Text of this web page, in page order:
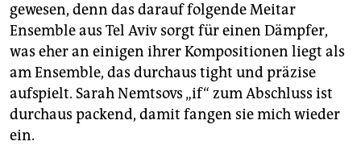
gewesen, denn das darauf folgende Meitar
Ensemble aus Tel Aviv sorgt für einen Dämpfer,
was eher an einigen ihrer Kompositionen liegt als
am Ensemble, das durchaus tight und präzise
aufspielt. Sarah Nemtsovs „if“ zum Abschluss ist
durchaus packend, damit fangen sie mich wieder
ein.